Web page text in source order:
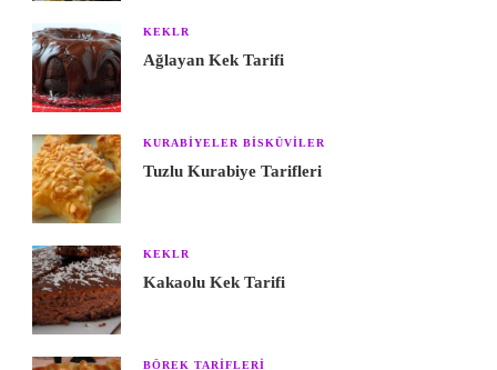
KEKLR
Ağlayan Kek Tarifi
KURABIYELER BISKÜVILER
Tuzlu Kurabiye Tarifleri
KEKLR
Kakaolu Kek Tarifi
BÖREK TARIFLERI